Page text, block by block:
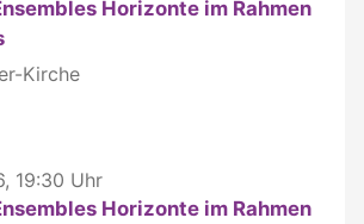
Horizonte im Rahmen
Kirche
19:30 Uhr
Horizonte im Rahmen